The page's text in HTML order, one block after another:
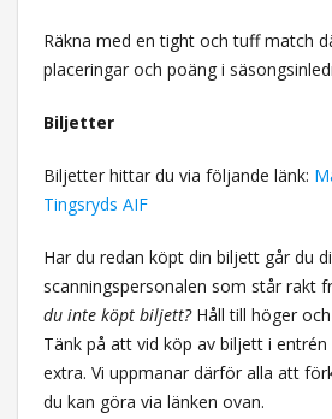
Räkna med en tight och tuff match
placeringar och poäng i
Biljetter
Biljetter hittar du via följande länk:
Tingsryds AIF
Har du redan köpt din biljett går du
scanningspersonalen som står rakt
du inte köpt biljett?Håll till höger
Tänk på att vid köp av biljett i
extra. Vi uppmanar därför alla att
du kan göra via länken ovan.